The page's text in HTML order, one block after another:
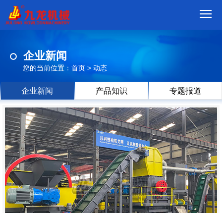
品
视
频
现
场
方
案
动
态
联
企业新闻
您的当前位置： 首页 > 动态
企业新闻 产品知识 专题报道